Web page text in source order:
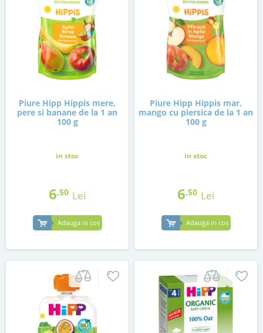
Piure Hipp Hippis mere,
pere si banane de la 1 an
100 g
in stoc
6,50 Lei
Adauga in cos
Piure Hipp Hippis mar,
mango cu piersica de la 1 an
100 g
in stoc
6,50 Lei
Adauga in cos